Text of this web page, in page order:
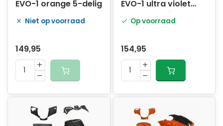
EVO-1 orange 5-delig
Niet op voorraad
149,95
EVO-1 ultra violet
paars 5-delig
Op voorraad
154,95